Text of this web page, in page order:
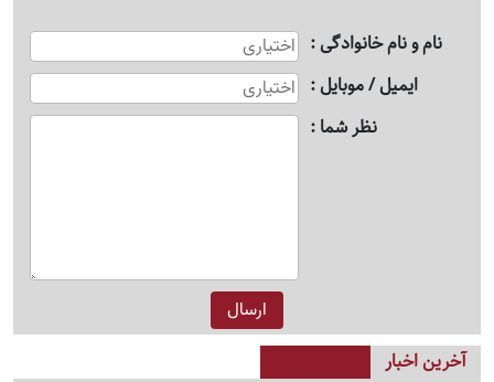
نام و نام خانوادگی
ایمیل / موبایل
نظر شما
آخرین اخبار